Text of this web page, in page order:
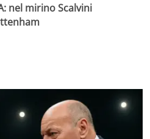
nel mirino Scalvini